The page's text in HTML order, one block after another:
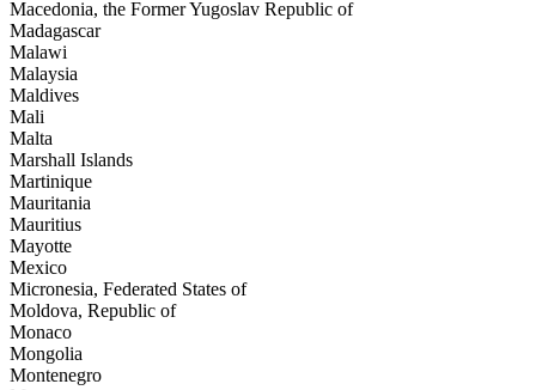
Macedonia, the Former Yugoslav Republic of
Madagascar
Malawi
Malaysia
Maldives
Mali
Malta
Marshall Islands
Martinique
Mauritania
Mauritius
Mayotte
Mexico
Micronesia, Federated States of
Moldova, Republic of
Monaco
Mongolia
Montenegro